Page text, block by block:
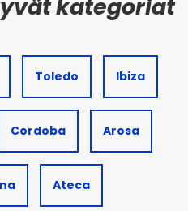
Toledo Ibiza
Cordoba Arosa
Ateca